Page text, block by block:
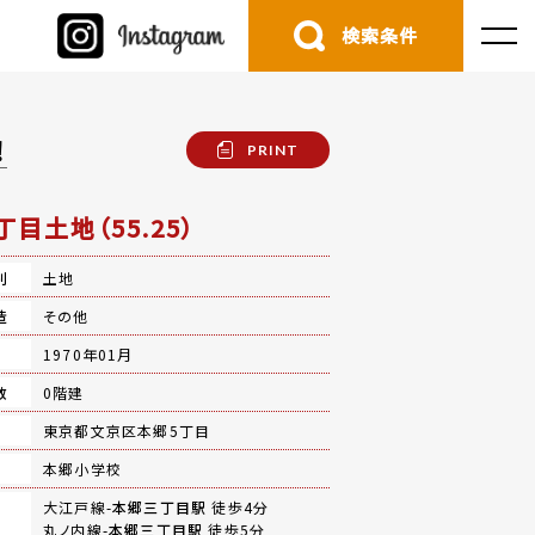
検索条件
PRINT
目土地（55.25）
土地
その他
1970年01月
0階建
東京都文京区本郷5丁目
本郷小学校
大江戸線-本郷三丁目駅 徒歩4分
丸ノ内線-本郷三丁目駅 徒歩5分